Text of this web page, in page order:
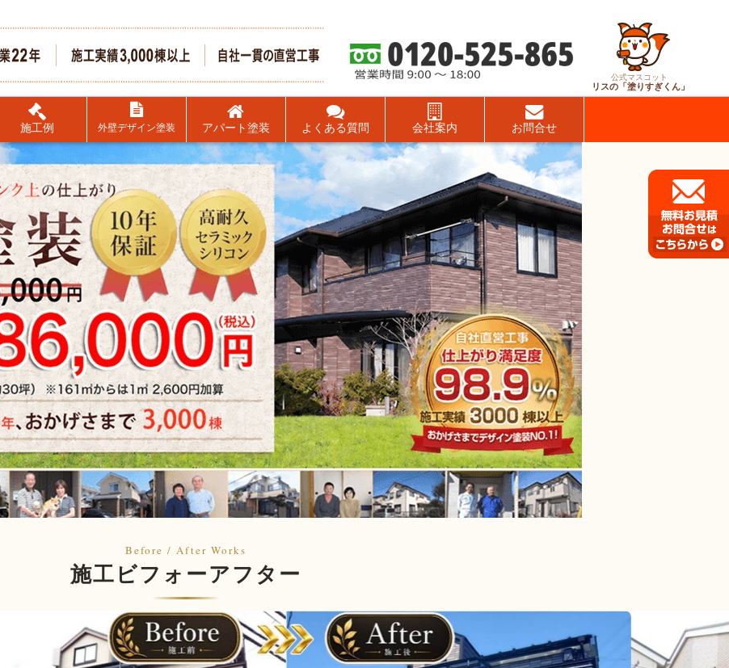
公式マスコット
リスの「塗りすぎくん」
施工例 外壁デザイン塗装 アパート塗装 よくある質問 会社案内 お問合せ
施工ビフォーアフター